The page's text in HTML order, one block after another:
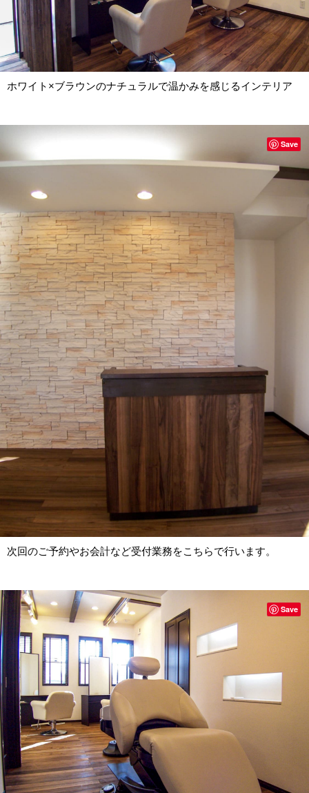
ホワイト×ブラウンのナチュラルで温かみを感じるインテリア
次回のご予約やお会計など受付業務をこちらで行います。
Save
Save